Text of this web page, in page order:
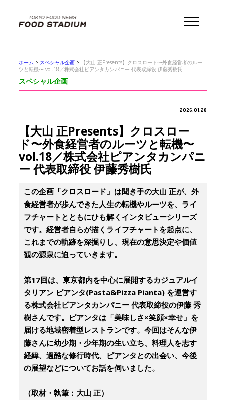
MENU
ホーム > スペシャル企画>
【大山 正Presents】クロスロード〜外食経営者のルー
ツと転機〜 vol.18／株式会社ピアンタカンパニー 代表取締役 伊藤秀樹氏
スペシャル企画
2026.01.28
【大山 正Presents】クロスロー
ド〜外食経営者のルーツと転機〜
vol.18／株式会社ピアンタカンパニ
ー 代表取締役 伊藤秀樹氏
この企画「クロスロード」は聞き手の大山 正が、外
食経営者が歩んできた人生の転機やルーツを、ライ
フチャートとともにひも解くインタビューシリーズ
です。経営者自らが描くライフチャートを起点に、
これまでの軌跡を深掘りし、現在の意思決定や価値
観の源泉に迫っていきます。
第17回は、東京都内を中心に展開するカジュアルイ
タリアン ピアンタ(Pasta&Pizza Pianta) を運営す
る株式会社ピアンタカンパニー 代表取締役の伊藤 秀
樹さんです。ピアンタは「美味しさ×笑顔×幸せ」を
届ける地域密着型レストランです。今回はそんな伊
藤さんに幼少期・少年期の生い立ち、料理人を志す
経緯、過酷な修行時代、ピアンタとの出会い、今後
の展望などについてお話を伺いました。
（取材・執筆：大山 正）